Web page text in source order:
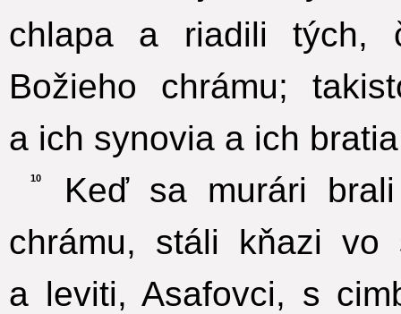
chlapa a riadili tých,
Božieho chrámu;
a ich synovia a ich
10
Keď sa murári
chrámu, stáli kňazi vo
a leviti, Asafovci, s